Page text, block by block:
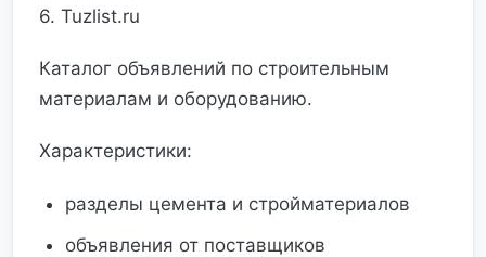
6. Tuzlist.ru
Каталог объявлений по строительным
материалам и оборудованию.
Характеристики:
разделы цемента и стройматериалов
объявления от поставщиков